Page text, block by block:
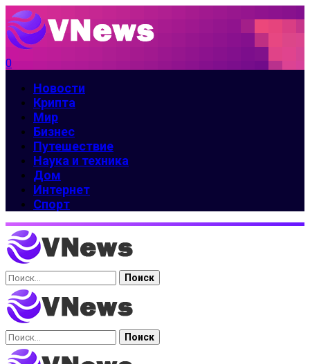
0
Новости
Крипта
Мир
Бизнес
Путешествие
Наука и техника
Дом
Интернет
Спорт
Найти:
Найти: